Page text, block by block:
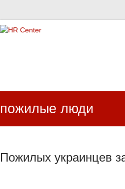
пожилые люди
Пожилых украинцев